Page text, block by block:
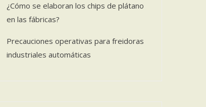
¿Cómo se elaboran los chips de plátano
en las fábricas?
Precauciones operativas para freidoras
industriales automáticas